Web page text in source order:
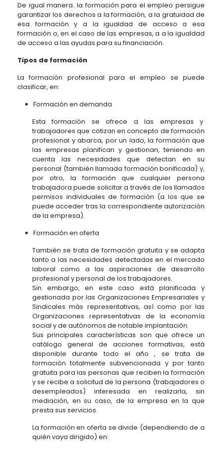
De igual manera. la formación para el empleo persigue
garantizar los derechos a la formación, a la gratuidad de
esa formación y a la igualdad de acceso a esa
formación o, en el caso de las empresas, a a la igualdad
de acceso a las ayudas para su financiación.
Tipos de formación
La formación profesional para el empleo se puede
clasificar, en:
Formación en demanda
Esta formación se ofrece a las empresas y
trabajadores que cotizan en concepto de formación
profesional y abarca, por un lado, la formación que
las empresas planifican y gestionan, teniendo en
cuenta las necesidades que detectan en su
personal (también llamada formación bonificada) y,
por otro, la formación que cualquier persona
trabajadora puede solicitar a través de los llamados
permisos individuales de formación (a los que se
puede acceder tras la correspondiente autorización
de la empresa).
Formación en oferta
También se trata de formación gratuita y se adapta
tanto a las necesidades detectadas en el mercado
laboral como a las aspiraciones de desarrollo
profesional y personal de los trabajadores.
Sin embargo, en este caso está planificada y
gestionada por las Organizaciones Empresariales y
Sindicales más representativas, así como por las
Organizaciones representativas de la economía
social y de autónomos de notable implantación.
Sus principales características son que ofrece un
catálogo general de acciones formativas, está
disponible durante todo el año , se trata de
formación totalmente subvencionada y por tanto
gratuita para las personas que reciben la formación
y se recibe a solicitud de la persona (trabajadores o
desempleados) interesada en realizarla, sin
mediación, en su caso, de la empresa en la que
presta sus servicios.
La formación en oferta se divide (dependiendo de a
quién vaya dirigido) en: